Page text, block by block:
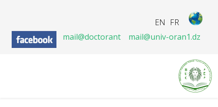
FR
EN
mail@doctorant
mail@univ-oran1.dz